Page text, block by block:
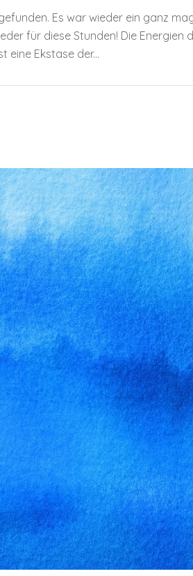
Es war wieder ein ganz
für diese Stunden! Die Energien
eine Ekstase der...